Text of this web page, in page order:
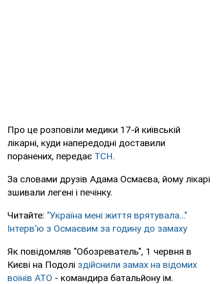
Про це розповіли медики 17-й київській
лікарні, куди напередодні доставили
поранених, передає ТСН.
За словами друзів Адама Осмаєва, йому лікарі
зшивали легені і печінку.
Читайте: "Україна мені життя врятувала..."
Інтерв'ю з Осмаєвим за годину до замаху
Як повідомляв "Обозреватель", 1 червня в
Києві на Подолі здійснили замах на відомих
воїнів АТО - командира батальйону ім.